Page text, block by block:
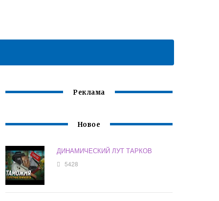
Реклама
Новое
ДИНАМИЧЕСКИЙ ЛУТ ТАРКОВ
5428